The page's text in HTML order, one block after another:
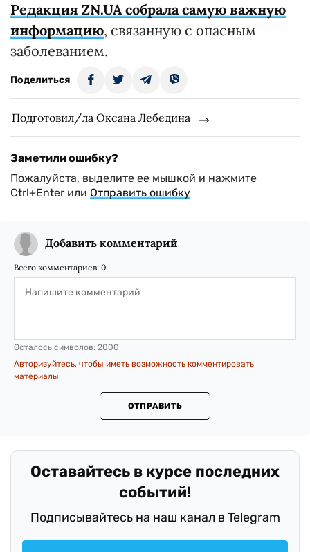
Редакция ZN.UA собрала самую важную
информацию, связанную с опасным
заболеванием.
Поделиться
Подготовил/ла Оксана Лебедина
Заметили ошибку?
Пожалуйста, выделите ее мышкой и нажмите
Ctrl+Enter или Отправить ошибку
Добавить комментарий
Всего комментариев: 0
Осталось символов: 2000
Авторизуйтесь, чтобы иметь возможность комментировать
материалы
ОТПРАВИТЬ
Оставайтесь в курсе последних
событий!
Подписывайтесь на наш канал в Telegram